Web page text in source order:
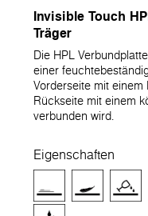
Invisible Touch
Träger
Die HPL
einer
Vorderseite mit
Rückseite mit einem
verbunden wird.
Eigenschaften